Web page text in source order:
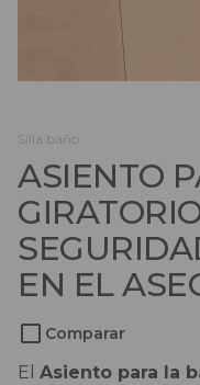
Silla baño
ASIENTO
EN EL
Comparar
El Asiento para la
Salvaescaleras
Sillas de ruedas
Sistemas de